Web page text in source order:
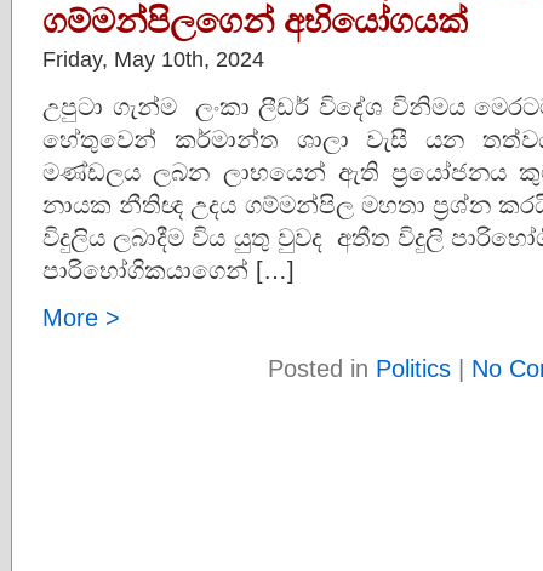
ගම්මන්පිලගෙන් අභියෝගයක්
Friday, May 10th, 2024
උපුටා ගැන්ම ලංකා ලීඩර් විදේශ විනිමය
හේතුවෙන් කර්මාන්ත ශාලා වැසී යන
මණ්ඩලය ලබන ලාභයෙන් ඇති ප්‍රයෝජනය
නායක නීතිඥ උදය ගම්මන්පිල මහතා ප්‍රශ්න
විදුලිය ලබාදීම විය යුතු වුවද අතීත විදුලි
පාරිභෝගිකයාගෙන් […]
More >
Posted in Politics | No